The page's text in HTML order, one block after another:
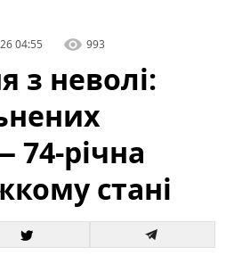
04:55 993
з неволі:
74-річна
стані